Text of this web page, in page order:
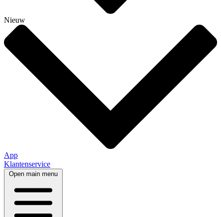
Nieuw
App
Klantenservice
Open main menu